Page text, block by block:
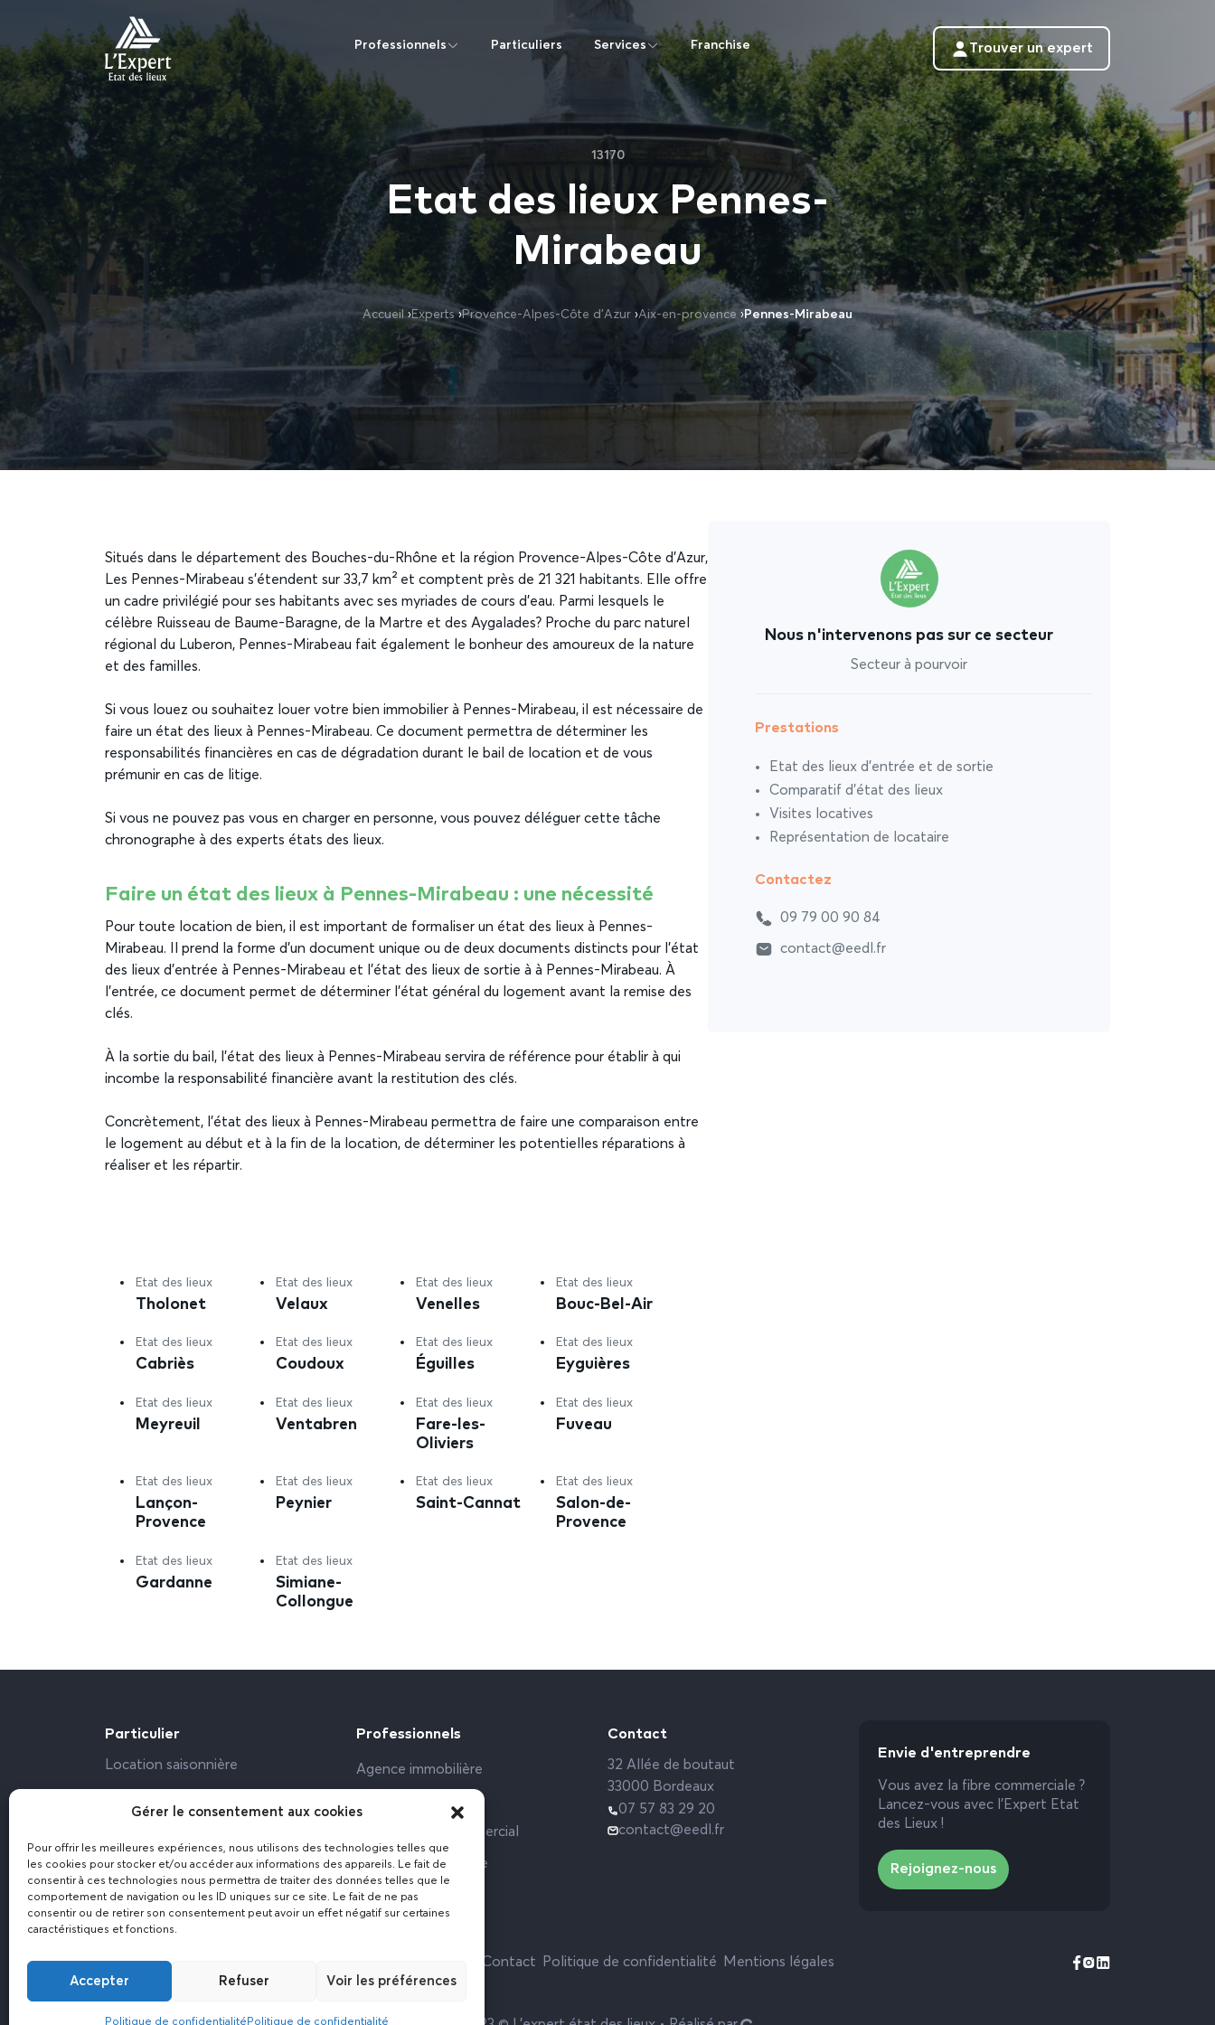
Gérer le consentement aux cookies
Pour offrir les meilleures expériences, nous utilisons des technologies telles que
les cookies pour stocker et/ou accéder aux informations des appareils. Le fait de
consentir à ces technologies nous permettra de traiter des données telles que le
comportement de navigation ou les ID uniques sur ce site. Le fait de ne pas
consentir ou de retirer son consentement peut avoir un effet négatif sur certaines
caractéristiques et fonctions.
Accepter Refuser Voir les préférences
Politique de confidentialité Politique de confidentialité
Professionnels Particuliers Services Franchise Trouver un expert
13170
Etat des lieux Pennes-
Mirabeau
Accueil ›Experts ›Provence-Alpes-Côte d’Azur ›Aix-en-provence ›Pennes-Mirabeau
Situés dans le département des Bouches-du-Rhône et la région Provence-Alpes-Côte d’Azur,
Les Pennes-Mirabeau s’étendent sur 33,7 km² et comptent près de 21 321 habitants. Elle offre
un cadre privilégié pour ses habitants avec ses myriades de cours d’eau. Parmi lesquels le
célèbre Ruisseau de Baume-Baragne, de la Martre et des Aygalades ? Proche du parc naturel
régional du Luberon, Pennes-Mirabeau fait également le bonheur des amoureux de la nature
et des familles.
Si vous louez ou souhaitez louer votre bien immobilier à Pennes-Mirabeau, il est nécessaire de
faire un état des lieux à Pennes-Mirabeau. Ce document permettra de déterminer les
responsabilités financières en cas de dégradation durant le bail de location et de vous
prémunir en cas de litige.
Si vous ne pouvez pas vous en charger en personne, vous pouvez déléguer cette tâche
chronographe à des experts états des lieux.
Faire un état des lieux à Pennes-Mirabeau : une nécessité
Pour toute location de bien, il est important de formaliser un état des lieux à Pennes-
Mirabeau. Il prend la forme d’un document unique ou de deux documents distincts pour l’état
des lieux d’entrée à Pennes-Mirabeau et l’état des lieux de sortie à à Pennes-Mirabeau. À
l’entrée, ce document permet de déterminer l’état général du logement avant la remise des
clés.
À la sortie du bail, l’état des lieux à Pennes-Mirabeau servira de référence pour établir à qui
incombe la responsabilité financière avant la restitution des clés.
Concrètement, l’état des lieux à Pennes-Mirabeau permettra de faire une comparaison entre
le logement au début et à la fin de la location, de déterminer les potentielles réparations à
réaliser et les répartir.
Etat des lieux
Tholonet
Etat des lieux
Velaux
Etat des lieux
Venelles
Etat des lieux
Bouc-Bel-Air
Etat des lieux
Cabriès
Etat des lieux
Coudoux
Etat des lieux
Éguilles
Etat des lieux
Eyguières
Etat des lieux
Meyreuil
Etat des lieux
Ventabren
Etat des lieux
Fare-les-
Oliviers
Etat des lieux
Fuveau
Etat des lieux
Lançon-
Provence
Etat des lieux
Peynier
Etat des lieux
Saint-Cannat
Etat des lieux
Salon-de-
Provence
Etat des lieux
Gardanne
Etat des lieux
Simiane-
Collongue
Nous n'intervenons pas sur ce secteur
Secteur à pourvoir
Prestations
Etat des lieux d’entrée et de sortie
Comparatif d’état des lieux
Visites locatives
Représentation de locataire
Contactez
09 79 00 90 84
contact@eedl.fr
Particulier
Location saisonnière
Professionnels
Agence immobilière
Bureau, Local commercial
Résidence étudiante
Contact
32 Allée de boutaut
33000 Bordeaux
07 57 83 29 20
contact@eedl.fr
Envie d'entreprendre
Vous avez la fibre commerciale ?
Lancez-vous avec l’Expert Etat
des Lieux !
Rejoignez-nous
Contact Politique de confidentialité Mentions légales